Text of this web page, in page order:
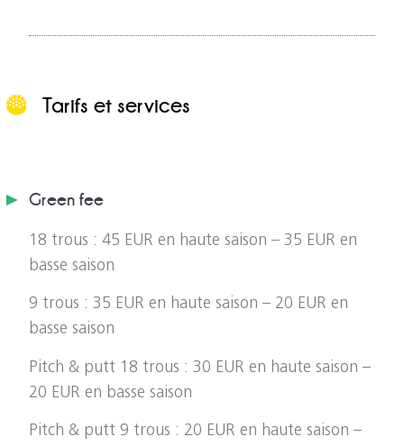
Tarifs et services
Green fee
18 trous : 45 EUR en haute saison – 35 EUR en
basse saison
9 trous : 35 EUR en haute saison – 20 EUR en
basse saison
Pitch & putt 18 trous : 30 EUR en haute saison –
20 EUR en basse saison
Pitch & putt 9 trous : 20 EUR en haute saison –